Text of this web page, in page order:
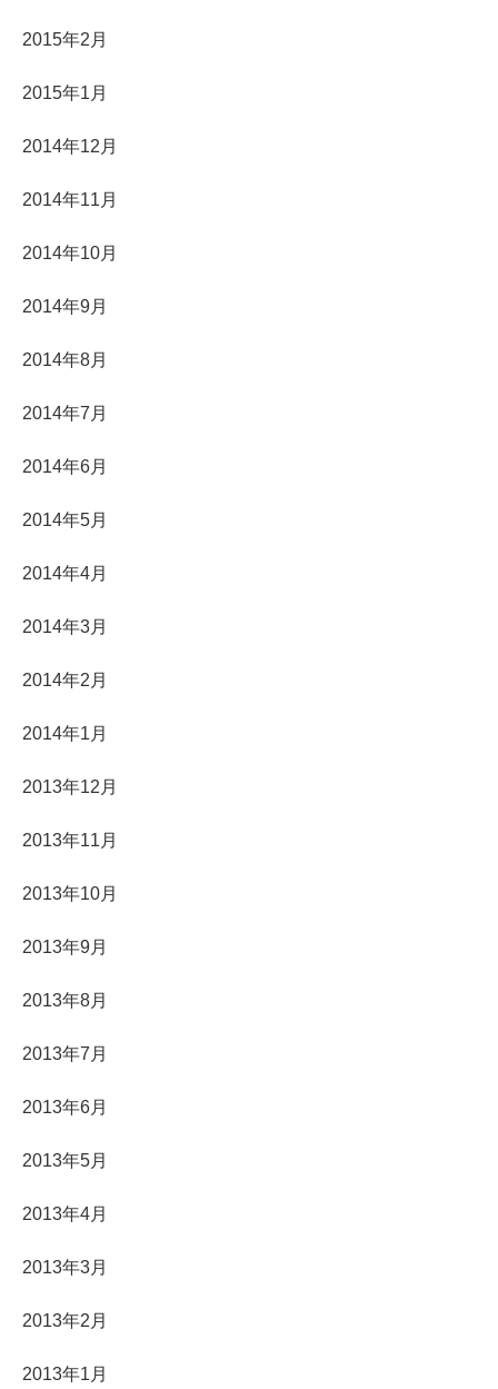
2015年2月
2015年1月
2014年12月
2014年11月
2014年10月
2014年9月
2014年8月
2014年7月
2014年6月
2014年5月
2014年4月
2014年3月
2014年2月
2014年1月
2013年12月
2013年11月
2013年10月
2013年9月
2013年8月
2013年7月
2013年6月
2013年5月
2013年4月
2013年3月
2013年2月
2013年1月